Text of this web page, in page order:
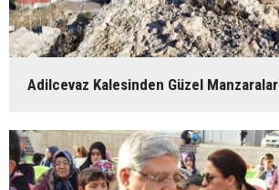
Adilcevaz Kalesinden Güzel Manzaralar